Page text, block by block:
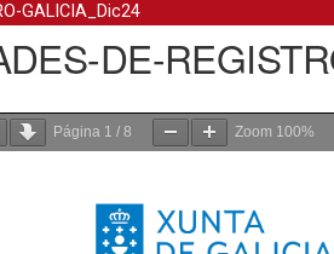
GALICIA_Dic24
DE-
Página 1 / 8 Zoom 100%